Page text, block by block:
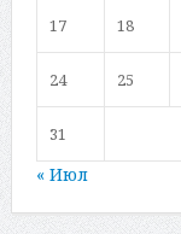
17 18
24 25
31
« Июл